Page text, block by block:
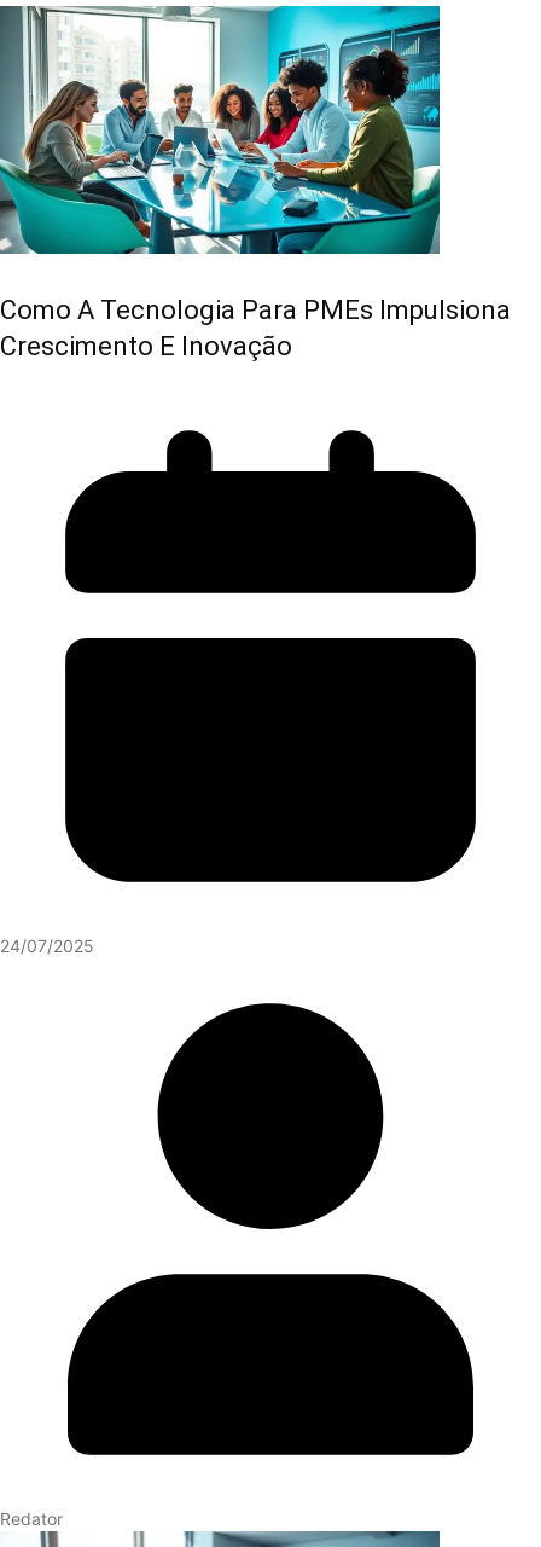
Como A Tecnologia Para PMEs Impulsiona
Crescimento E Inovação
24/07/2025
Redator